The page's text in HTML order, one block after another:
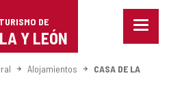
DE
Y LEÓN
Menu
Alojamientos
CASA DE LA